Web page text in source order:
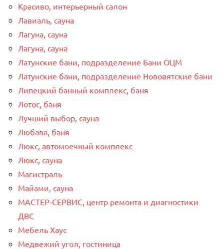
Красиво, интерьерный салон
Лавиаль, сауна
Лагуна, сауна
Лагуна, сауна
Латунские бани, подразделение Бани ОЦМ
Латунские бани, подразделение Нововятские бани
Липецкий банный комплекс, баня
Лотос, баня
Лучший выбор, сауна
Любава, баня
Люкс, автомоечный комплекс
Люкс, сауна
Магистраль
Майами, сауна
МАСТЕР-СЕРВИС, центр ремонта и диагностики
ДВС
Мебель Хаус
Медвежий угол, гостиница